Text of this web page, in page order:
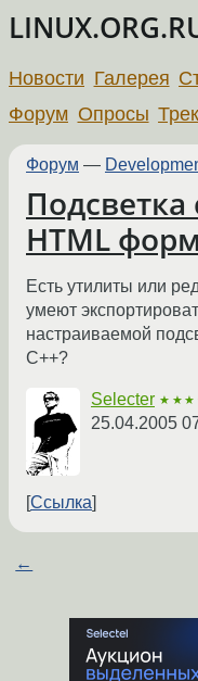
Новости Галерея
Форум Опросы
Форум —
Подсветка
HTML
Есть утилиты или
умеют
настраиваемой
С++?
Selecter
25.04.2005
Ссылка
←